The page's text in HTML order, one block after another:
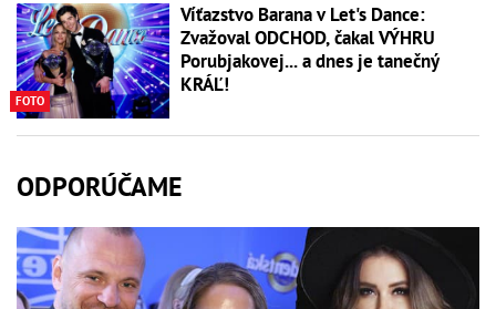
FOTO
Víťazstvo Barana v Let's Dance:
Zvažoval ODCHOD, čakal VÝHRU
Porubjakovej... a dnes je tanečný
KRÁĽ!
ODPORÚČAME